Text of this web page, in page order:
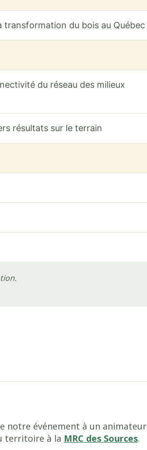
transformation du bois au Québec
du réseau des milieux
résultats sur le terrain
notre événement à un animateur
territoire à la MRC des Sources.